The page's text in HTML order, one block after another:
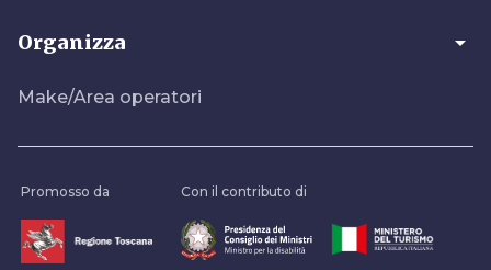
Organizza arrow_drop_down
Make/Area operatori
Promosso da Con il contributo di